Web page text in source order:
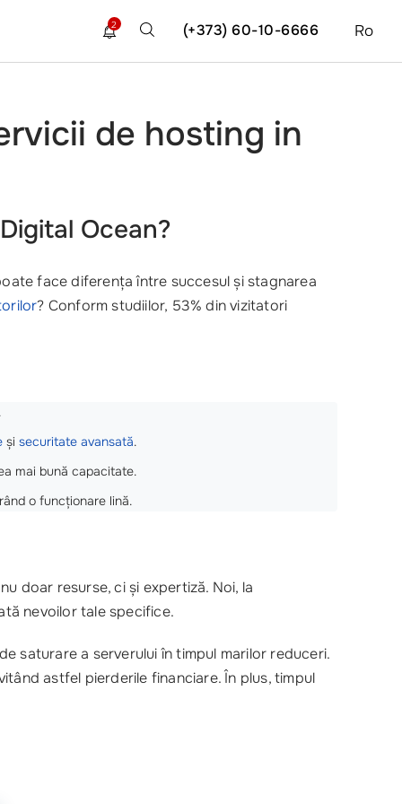
Ro
(+373) 60-10-6666
2
de hosting in
Ocean?
face diferența între succesul și stagnarea
? Conform studiilor, 53% din vizitatori
și securitate avansată.
mai bună capacitate.
o funcționare lină.
doar resurse, ci și expertiză. Noi, la
nevoilor tale specifice.
saturare a serverului în timpul marilor reduceri.
astfel pierderile financiare. În plus, timpul